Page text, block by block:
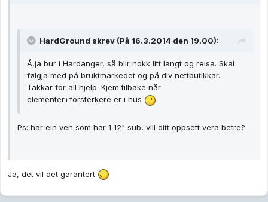
HardGround skrev (På 16.3.2014 den 19.00):
Å,ja bur i Hardanger, så blir nokk litt langt og reisa. Skal
følgja med på bruktmarkedet og på div nettbutikkar.
Takkar for all hjelp. Kjem tilbake når
elementer+forsterkere er i hus
Ps: har ein ven som har 1 12" sub, vill ditt oppsett vera betre?
Ja, det vil det garantert